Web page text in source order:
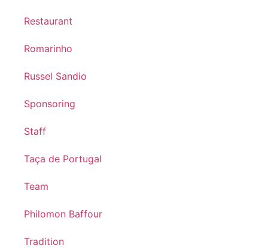
Restaurant
Romarinho
Russel Sandio
Sponsoring
Staff
Taça de Portugal
Team
Philomon Baffour
Tradition